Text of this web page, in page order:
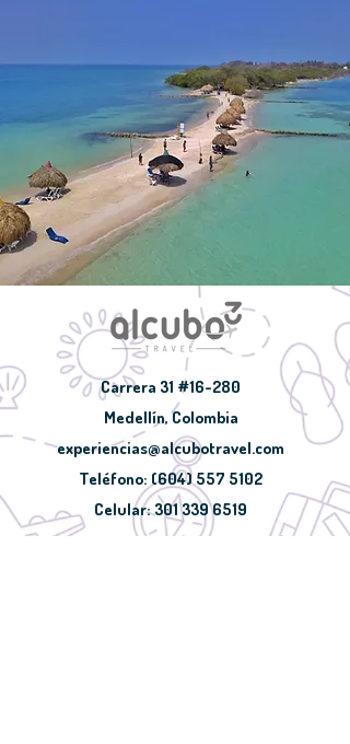
Carrera 31 #16-280
Medellín, Colombia
experiencias@alcubotravel.com
Teléfono: (604) 557 5102
Celular:301 339 6519